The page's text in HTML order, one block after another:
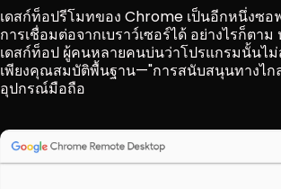
เดสก์ท็อปรีโมทของ Chrome เป็นอีกหนึ่งซ
การเชื่อมต่อจากเบราว์เซอร์ได้ อย่างไรก็ต
เดสก์ท็อป ผู้คนหลายคนบ่นว่าโปรแกรมนั้นไ
เพียงคุณสมบัติพื้นฐาน—"การสนับสนุนทางไก
อุปกรณ์มือถือ